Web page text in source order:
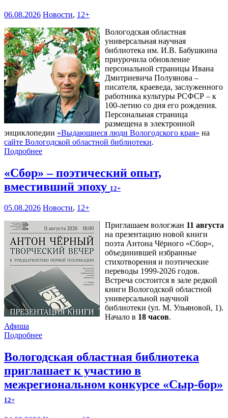
06.08.2026 Новости, 12+
Вологодская областная
универсальная научная
библиотека им. И.В. Бабушкина
приурочила обновление
персональной страницы Ивана
Дмитриевича Полуянова –
писателя, краеведа, заслуженного
работника культуры РСФСР – к
100‑летию со дня его рождения.
Персональная страница
размещена в электронной
энциклопедии «Выдающиеся люди Вологодского края» на
сайте Вологодской областной библиотеки.
Подробнее
«Сбор» – поэтический опыт,
вместивший эпоху 12+
05.08.2026 Новости, 12+
Приглашаем вологжан 11 августа
на презентацию новой книги
поэта Антона Чёрного «Сбор»,
объединившей избранные
стихотворения и поэтические
переводы 1999-2026 годов.
Встреча состоится в зале редкой
книги Вологодской областной
универсальной научной
библиотеки (ул. М. Ульяновой, 1).
Начало в 18 часов.
Афиша
Подробнее
Вологодская областная библиотека
приглашает к участию в
межрегиональном конкурсе «Сыр-бор»
12+